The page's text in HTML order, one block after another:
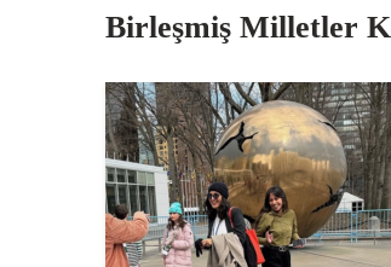
Birleşmiş Milletler